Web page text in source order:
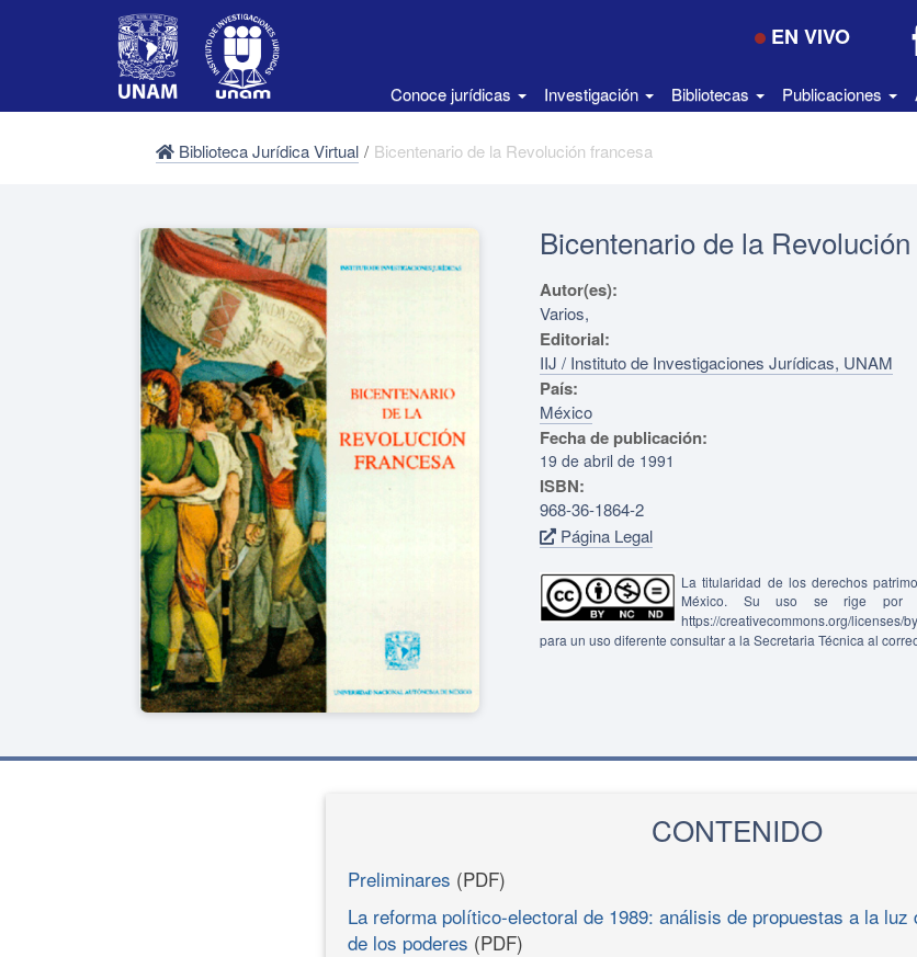
EN VIVO
Conoce jurídicas Investigación Bibliotecas Publicaciones
Biblioteca Jurídica Virtual / Bicentenario de la Revolución francesa
Bicentenario de la
Autor(es):
Varios,
Editorial:
IIJ / Instituto de Investigaciones Jurídicas, UNAM
País:
México
Fecha de publicación:
19 de abril de 1991
ISBN:
968-36-1864-2
Página Legal
La titularidad de los derechos
México. Su uso se rige por
https://creativecommons.org/
para un uso diferente consultar a la Secretaria Técnica al
CONTENIDO
Preliminares (PDF)
La reforma político-electoral de 1989: análisis de propuestas a la
de los poderes (PDF)